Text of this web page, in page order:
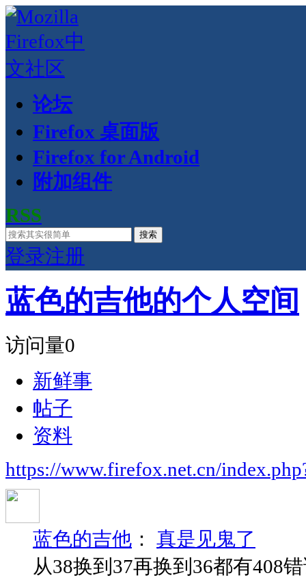
论坛
Firefox 桌面版
Firefox for Android
附加组件
RSS
搜索
登录注册
蓝色的吉他的个人空间
访问量0
新鲜事
帖子
资料
https://www.firefox.net.cn/
蓝色的吉他 ： 真是见鬼了
从38换到37再换到36都有408